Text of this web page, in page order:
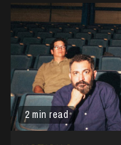
2 min read